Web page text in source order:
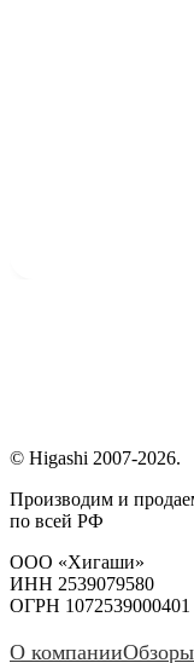
© Higashi 2007-2026.
Производим и
по всей РФ
ООО «Хигаши»
ИНН 2539079580
ОГРН 1072539000401
О компанииОбзоры